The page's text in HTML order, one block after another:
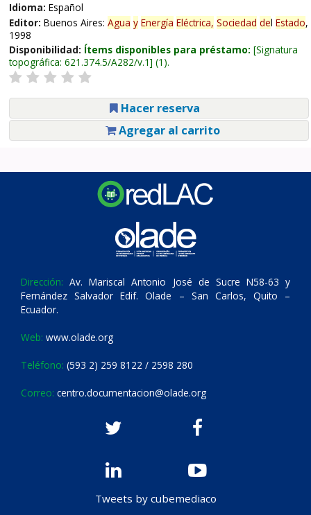
Idioma: Español
Editor: Buenos Aires: Agua y Energía Eléctrica, Sociedad del Estado,
1998
Disponibilidad: Ítems disponibles para préstamo: Signatura
topográfica: 621.374.5/A282/v.1 (1).
Hacer reserva
Agregar al carrito
Dirección: Av. Mariscal Antonio José de Sucre N58-63 y
Fernández Salvador Edif. Olade – San Carlos, Quito –
Ecuador.
Web: www.olade.org
Teléfono: (593 2) 259 8122 / 2598 280
Correo: centro.documentacion@olade.org
Tweets by cubemediaco